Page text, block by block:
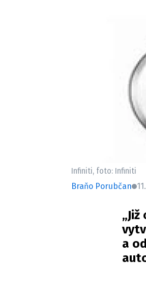
Infiniti, foto: Infiniti
Braňo Porubčan
a